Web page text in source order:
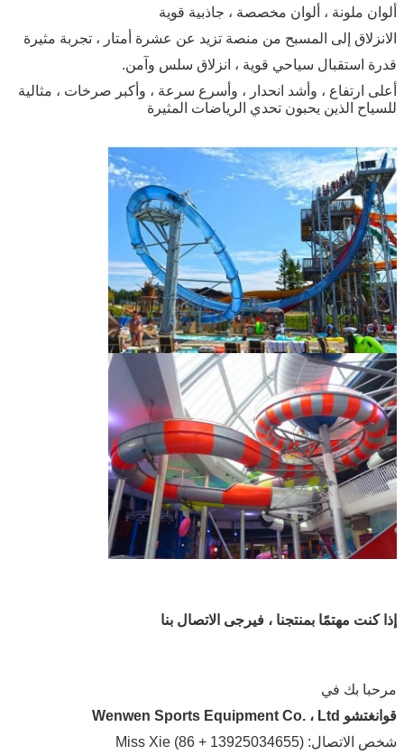
ألوان ملونة ، ألوان مخصصة ، جاذبية قوية
الانزلاق إلى المسبح من منصة تزيد عن عشرة أمتار ، تجربة مثيرة
قدرة استقبال سياحي قوية ، انزلاق سلس وآمن.
أعلى ارتفاع ، وأشد انحدار ، وأسرع سرعة ، وأكبر صرخات ، مثالية
للسياح الذين يحبون تحدي الرياضات المثيرة
إذا كنت مهتمًا بمنتجنا ، فيرجى الاتصال بنا
مرحبا بك في
قوانغتشو Wenwen Sports Equipment Co. ، Ltd
شخص الاتصال: Miss Xie (86 + 13925034655)